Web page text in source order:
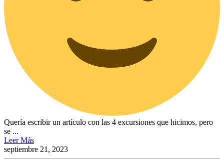
Quería escribir un artículo con las 4 excursiones que hicimos, pero
se ...
Leer Más
septiembre 21, 2023